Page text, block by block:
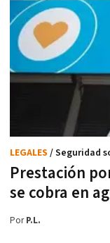
Prestación
se cobra en
LEGALES / Seguridad
PorP.L.